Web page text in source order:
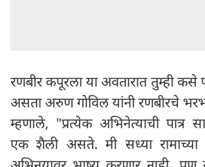
रणबीर कपूरला या अवतारात तुम्ही कसे
असता अरुण गोविल यांनी रणबीरचे
म्हणाले, "प्रत्येक अभिनेत्याची पात्र
एक शैली असते. मी सध्या रामाच्या